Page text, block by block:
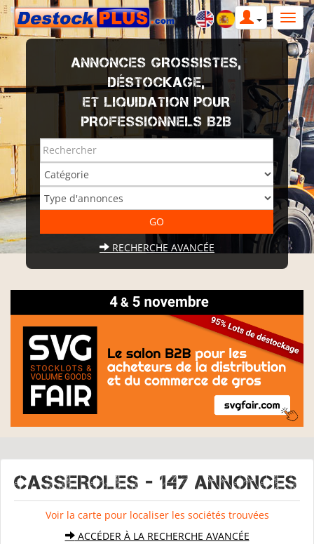
ANNONCES GROSSISTES,
DÉSTOCKAGE,
ET LIQUIDATION POUR
PROFESSIONNELS B2B
RECHERCHE AVANCÉE
CASSEROLES - 147 Annonces
Voir la carte pour localiser les sociétés trouvées
ACCÉDER À LA RECHERCHE AVANCÉE